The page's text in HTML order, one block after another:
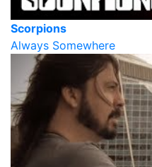
Scorpions
Always Somewhere